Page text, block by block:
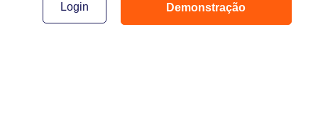
Login Demonstração